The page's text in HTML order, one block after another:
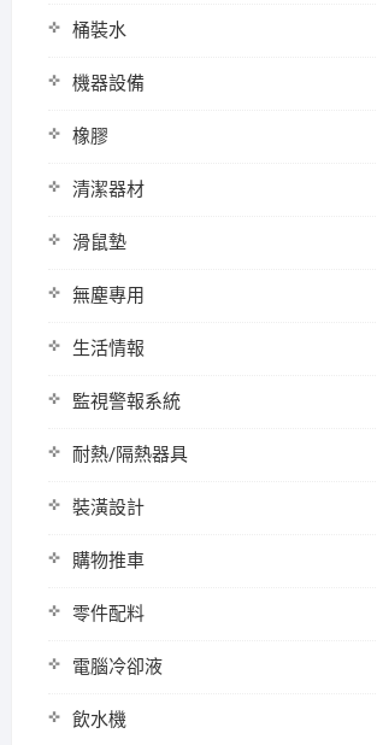
桶裝水
機器設備
橡膠
清潔器材
滑鼠墊
無塵專用
生活情報
監視警報系統
耐熱/隔熱器具
裝潢設計
購物推車
零件配料
電腦冷卻液
飲水機